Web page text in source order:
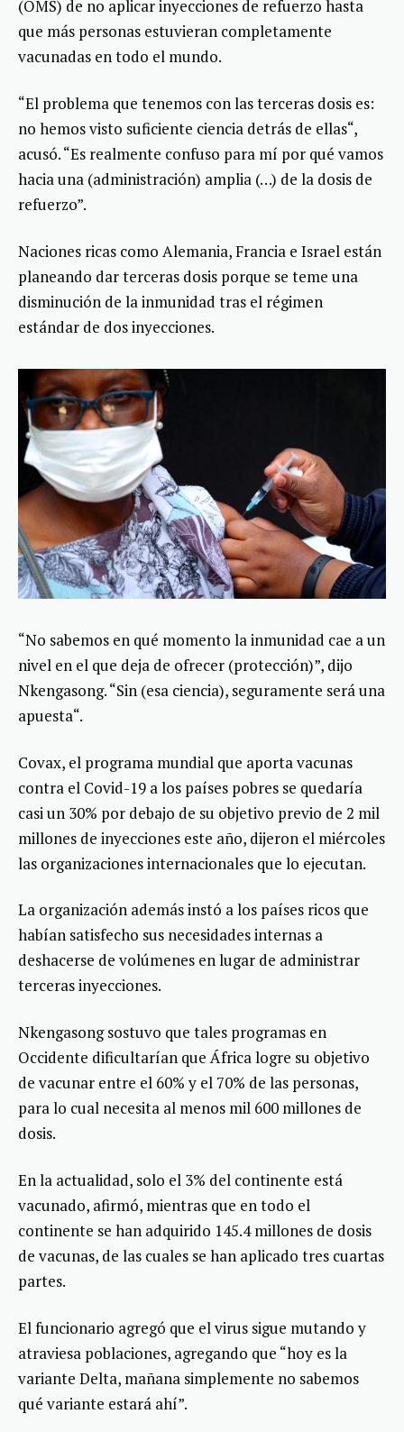
(OMS) de no aplicar inyecciones de refuerzo hasta
que más personas estuvieran completamente
vacunadas en todo el mundo.
“El problema que tenemos con las terceras dosis es:
no hemos visto suficiente ciencia detrás de ellas“,
acusó. “Es realmente confuso para mí por qué vamos
hacia una (administración) amplia (…) de la dosis de
refuerzo”.
Naciones ricas como Alemania, Francia e Israel están
planeando dar terceras dosis porque se teme una
disminución de la inmunidad tras el régimen
estándar de dos inyecciones.
“No sabemos en qué momento la inmunidad cae a un
nivel en el que deja de ofrecer (protección)”, dijo
Nkengasong. “Sin (esa ciencia), seguramente será una
apuesta“.
Covax, el programa mundial que aporta vacunas
contra el Covid-19 a los países pobres se quedaría
casi un 30% por debajo de su objetivo previo de 2 mil
millones de inyecciones este año, dijeron el miércoles
las organizaciones internacionales que lo ejecutan.
La organización además instó a los países ricos que
habían satisfecho sus necesidades internas a
deshacerse de volúmenes en lugar de administrar
terceras inyecciones.
Nkengasong sostuvo que tales programas en
Occidente dificultarían que África logre su objetivo
de vacunar entre el 60% y el 70% de las personas,
para lo cual necesita al menos mil 600 millones de
dosis.
En la actualidad, solo el 3% del continente está
vacunado, afirmó, mientras que en todo el
continente se han adquirido 145.4 millones de dosis
de vacunas, de las cuales se han aplicado tres cuartas
partes.
El funcionario agregó que el virus sigue mutando y
atraviesa poblaciones, agregando que “hoy es la
variante Delta, mañana simplemente no sabemos
qué variante estará ahí”.